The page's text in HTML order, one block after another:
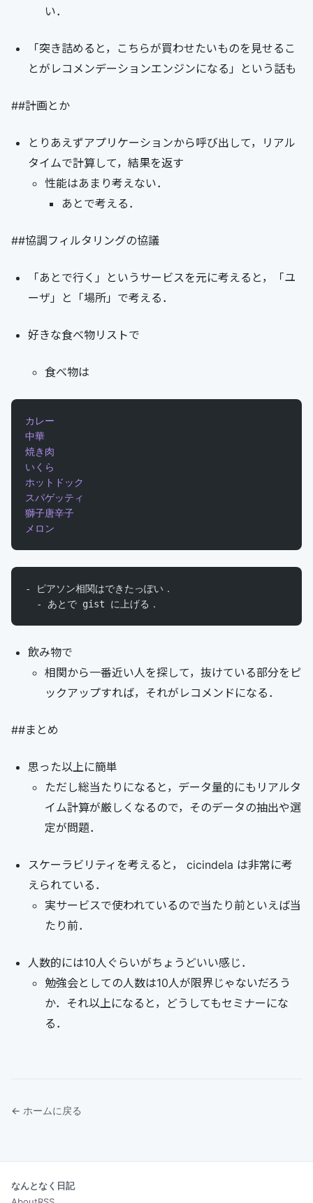
い．
「突き詰めると，こちらが買わせたいものを見せるこ
とがレコメンデーションエンジンになる」という話も
##計画とか
とりあえずアプリケーションから呼び出して，リアル
タイムで計算して，結果を返す
性能はあまり考えない．
あとで考える．
##協調フィルタリングの協議
「あとで行く」というサービスを元に考えると，「ユ
ーザ」と「場所」で考える．
好きな食べ物リストで
食べ物は
カレー
中華
焼き肉
いくら
ホットドック
スパゲッティ
獅子唐辛子
メロン
- ピアソン相関はできたっぽい．
  - あとで gist に上げる．
飲み物で
相関から一番近い人を探して，抜けている部分をピ
ックアップすれば，それがレコメンドになる．
##まとめ
思った以上に簡単
ただし総当たりになると，データ量的にもリアルタ
イム計算が厳しくなるので，そのデータの抽出や選
定が問題．
スケーラビリティを考えると， cicindela は非常に考
えられている．
実サービスで使われているので当たり前といえば当
たり前．
人数的には10人ぐらいがちょうどいい感じ．
勉強会としての人数は10人が限界じゃないだろう
か．それ以上になると，どうしてもセミナーにな
る．
← ホームに戻る
なんとなく日記